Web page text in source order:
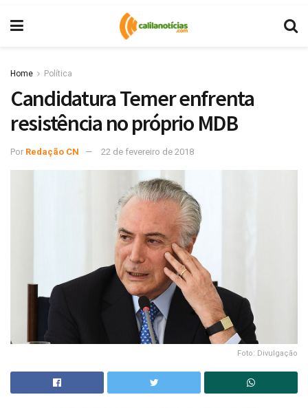
Home Política
Candidatura Temer enfrenta
resistência no próprio MDB
Por Redação CN 22 de fevereiro de 2018
Foto: Divulgação